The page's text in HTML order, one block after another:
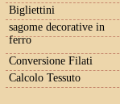
Bigliettini
sagome decorative in
ferro
Conversione Filati
Calcolo Tessuto